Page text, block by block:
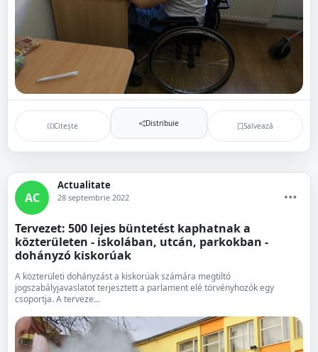
Citește Distribuie Salvează
AC
Actualitate
28 septembrie 2022
Tervezet: 500 lejes büntetést kaphatnak a
közterületen - iskolában, utcán, parkokban -
dohányzó kiskorúak
A közterületi dohányzást a kiskorúak számára megtiltó
jogszabályjavaslatot terjesztett a parlament elé törvényhozók egy
csoportja. A terveze...